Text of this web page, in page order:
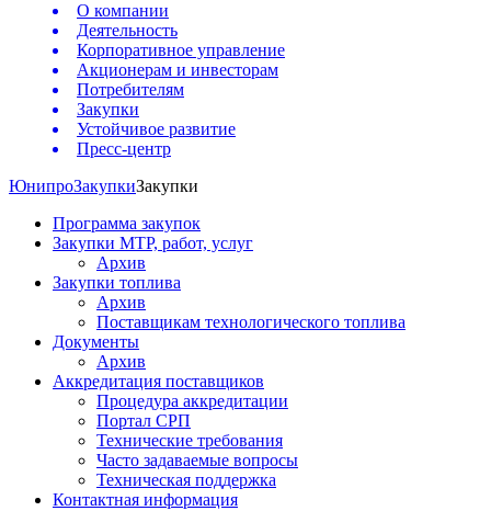
О компании
Деятельность
Корпоративное управление
Акционерам и инвесторам
Потребителям
Закупки
Устойчивое развитие
Пресс-центр
ЮнипроЗакупкиЗакупки
Программа закупок
Закупки МТР, работ, услуг
Архив
Закупки топлива
Архив
Поставщикам технологического топлива
Документы
Архив
Аккредитация поставщиков
Процедура аккредитации
Портал СРП
Технические требования
Часто задаваемые вопросы
Техническая поддержка
Контактная информация